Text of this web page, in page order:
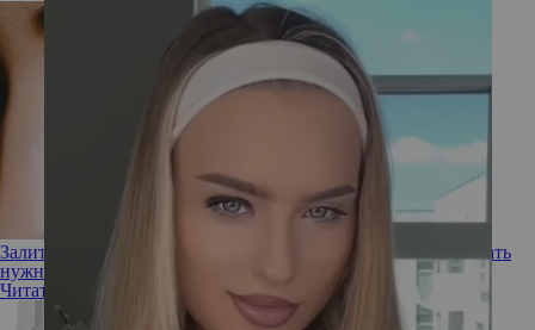
Залиться краской: как правильно наносить румяна и создавать
нужные эффекты
Читать полностью